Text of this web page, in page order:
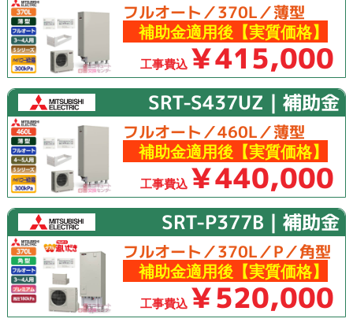
フルオート／370L／薄型
補助金適用後【実質価格】
工事費込 ￥415,000
SRT-S437UZ｜補助金
フルオート／460L／薄型
補助金適用後【実質価格】
工事費込 ￥440,000
SRT-P377B｜補助金
フルオート／370L／P／角型
補助金適用後【実質価格】
工事費込 ￥520,000